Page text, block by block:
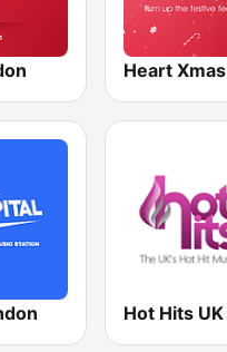
Heart Xmas
Hot Hits UK